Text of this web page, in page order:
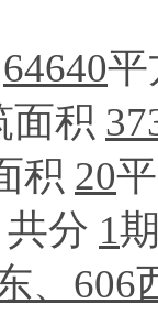
64640平
面积
积 20
分 1
、